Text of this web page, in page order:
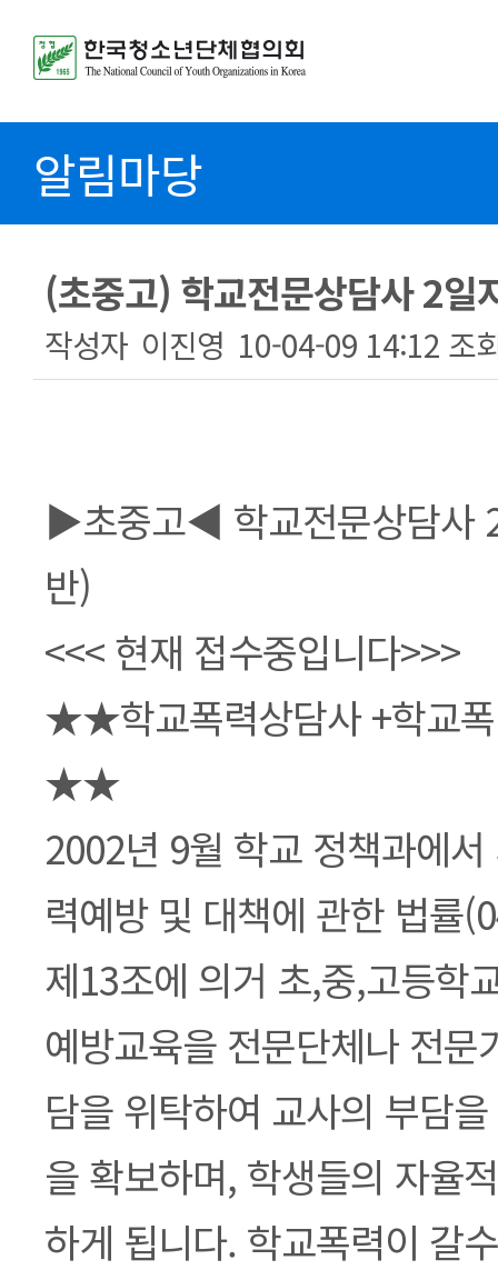
알림마당
(초중고) 학교전문상담사 2일
작성자 이진영 10-04-09 14:12 조
본문
▶초중고◀ 학교전문상담사
반)
<<< 현재 접수중입니다>>>
★★학교폭력상담사 +학교폭
★★
2002년 9월 학교 정책과에
력예방 및 대책에 관한 법률
제13조에 의거 초,중,고등학
예방교육을 전문단체나 전문
담을 위탁하여 교사의 부담
을 확보하며, 학생들의 자율
하게 됩니다. 학교폭력이 갈